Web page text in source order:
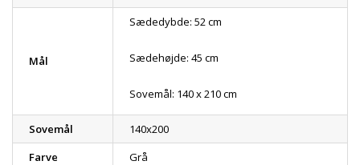
Mål
Sædedybde: 52 cm
Sædehøjde: 45 cm
Sovemål: 140 x 210 cm
Sovemål
140x200
Farve
Grå